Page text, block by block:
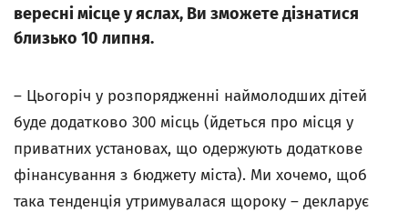
вересні місце у яслах, Ви зможете дізнатися
близько 10 липня.
– Цьогоріч у розпорядженні наймолодших дітей
буде додатково 300 місць (йдеться про місця у
приватних установах, що одержують додаткове
фінансування з бюджету міста). Ми хочемо, щоб
така тенденція утримувалася щороку – декларує